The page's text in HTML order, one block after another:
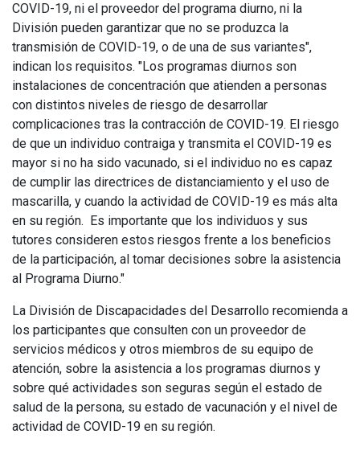
COVID-19, ni el proveedor del programa diurno, ni la
División pueden garantizar que no se produzca la
transmisión de COVID-19, o de una de sus variantes",
indican los requisitos. "Los programas diurnos son
instalaciones de concentración que atienden a personas
con distintos niveles de riesgo de desarrollar
complicaciones tras la contracción de COVID-19. El riesgo
de que un individuo contraiga y transmita el COVID-19 es
mayor si no ha sido vacunado, si el individuo no es capaz
de cumplir las directrices de distanciamiento y el uso de
mascarilla, y cuando la actividad de COVID-19 es más alta
en su región. Es importante que los individuos y sus
tutores consideren estos riesgos frente a los beneficios
de la participación, al tomar decisiones sobre la asistencia
al Programa Diurno."
La División de Discapacidades del Desarrollo recomienda a
los participantes que consulten con un proveedor de
servicios médicos y otros miembros de su equipo de
atención, sobre la asistencia a los programas diurnos y
sobre qué actividades son seguras según el estado de
salud de la persona, su estado de vacunación y el nivel de
actividad de COVID-19 en su región.